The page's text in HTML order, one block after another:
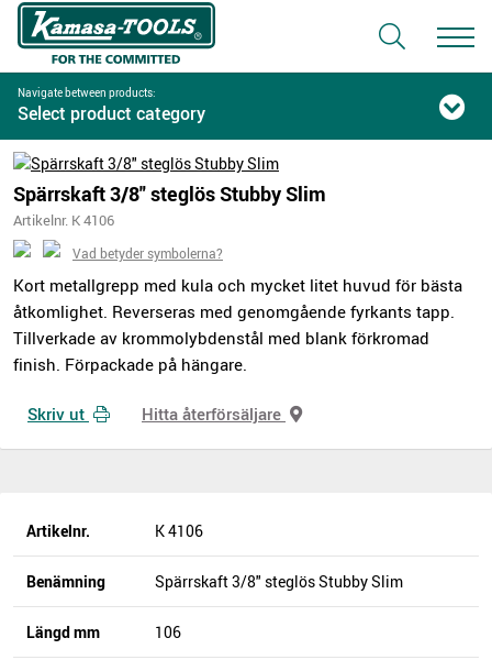
Navigate between products:
Select product category
Spärrskaft 3/8" steglös Stubby Slim
Artikelnr. K 4106
Vad betyder symbolerna?
Kort metallgrepp med kula och mycket litet huvud för bästa
åtkomlighet. Reverseras med genomgående fyrkants tapp.
Tillverkade av krommolybdenstål med blank förkromad
finish. Förpackade på hängare.
Skriv ut Hitta återförsäljare
Artikelnr. K 4106
Benämning Spärrskaft 3/8" steglös Stubby Slim
Längd mm 106